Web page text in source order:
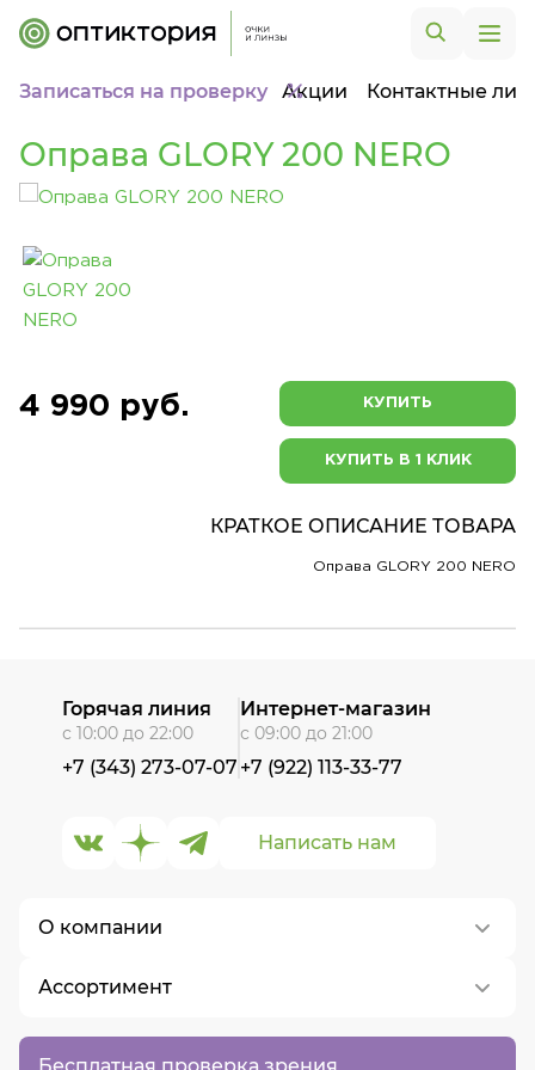
Записаться на проверку Акции Контактные
Оправа GLORY 200 NERO
4 990 руб. КУПИТЬ
КУПИТЬ В 1 КЛИК
КРАТКОЕ ОПИСАНИЕ ТОВАРА
Оправа GLORY 200 NERO
Бесплатная проверка зрения
О компании
О нас
Контакты
Ассортимент
Написать нам
Горячая линия
с 10:00 до 22:00
+7 (343) 273-07-07
Интернет-магазин
с 09:00 до 21:00
+7 (922) 113-33-77